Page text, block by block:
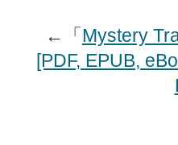
←「Mystery
[PDF, EPUB,